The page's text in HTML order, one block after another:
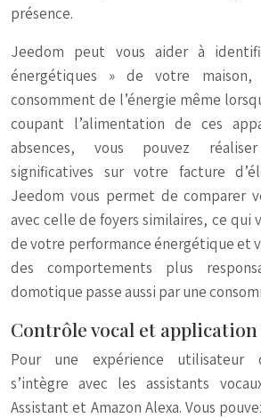
présence.
Jeedom peut vous aider à
énergétiques » de votre maison,
consomment de l’énergie même
coupant l’alimentation de ces
absences, vous pouvez
significatives sur votre facture
Jeedom vous permet de comparer
avec celle de foyers similaires, ce qui
de votre performance énergétique et
des comportements plus
domotique passe aussi par une
Contrôle vocal et
Pour une expérience utilisateur
s’intègre avec les assistants
Assistant et Amazon Alexa. Vous